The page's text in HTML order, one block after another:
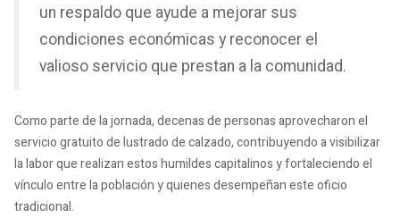
un respaldo que ayude a mejorar sus
condiciones económicas y reconocer el
valioso servicio que prestan a la comunidad.
Como parte de la jornada, decenas de personas aprovecharon el
servicio gratuito de lustrado de calzado, contribuyendo a visibilizar
la labor que realizan estos humildes capitalinos y fortaleciendo el
vínculo entre la población y quienes desempeñan este oficio
tradicional.